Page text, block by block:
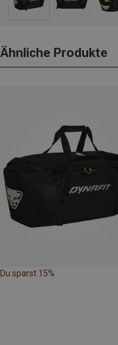
Ähnliche Produkte
Du sparst 15%